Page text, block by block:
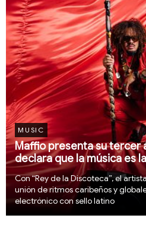
MUSIC
Maffio presenta su tercer
declara que la música es
Con “Rey de la Discoteca”, el
unión de ritmos caribeños y
electrónico con sello latino